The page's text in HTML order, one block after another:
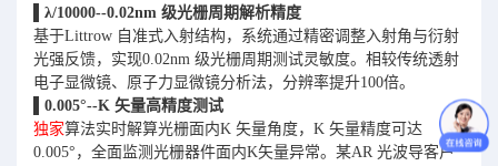
λ/10000--0.02nm 级光栅周期解析精度
基于Littrow 自准式入射结构，系统通过精密调整入射角与衍射
光强反馈，实现0.02nm 级光栅周期测试灵敏度。相较传统透射
电子显微镜、原子力显微镜分析法，分辨率提升100倍。
0.005°--K 矢量高精度测试
独家算法实时解算光栅面内K 矢量角度，K 矢量精度可达
0.005°，全面监测光栅器件面内K矢量异常。某AR 光波导客户